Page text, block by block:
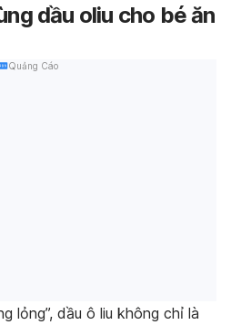
dầu oliu cho bé ăn
Quảng Cáo
lỏng”, dầu ô liu không chỉ là